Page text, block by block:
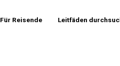
Für Reisende Leitfäden